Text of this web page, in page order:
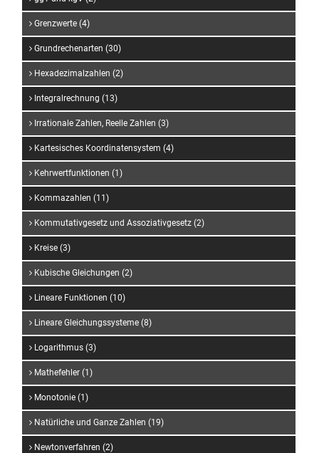
Grenzwerte (4)
Grundrechenarten (30)
Hexadezimalzahlen (2)
Integralrechnung (13)
Irrationale Zahlen, Reelle Zahlen (3)
Kartesisches Koordinatensystem (4)
Kehrwertfunktionen (1)
Kommazahlen (11)
Kommutativgesetz und Assoziativgesetz (2)
Kreise (3)
Kubische Gleichungen (2)
Lineare Funktionen (10)
Lineare Gleichungssysteme (8)
Logarithmus (3)
Mathefehler (1)
Monotonie (1)
Natürliche und Ganze Zahlen (19)
Newtonverfahren (2)